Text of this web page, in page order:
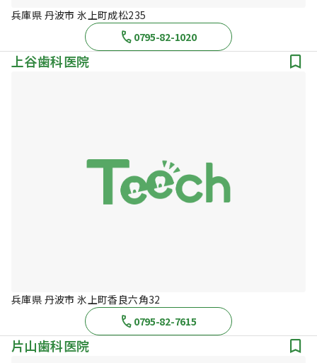
兵庫県 丹波市 氷上町成松235
0795-82-1020
上谷歯科医院
兵庫県 丹波市 氷上町香良六角32
0795-82-7615
片山歯科医院